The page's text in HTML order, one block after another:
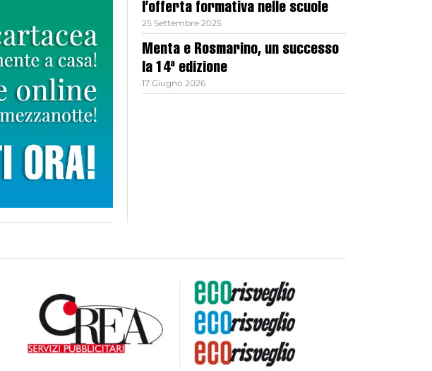
l’offerta formativa nelle scuole
25 Settembre 2025
Menta e Rosmarino, un successo
la 14ª edizione
17 Giugno 2026